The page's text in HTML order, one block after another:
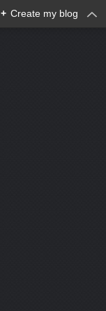
+ Create my blog